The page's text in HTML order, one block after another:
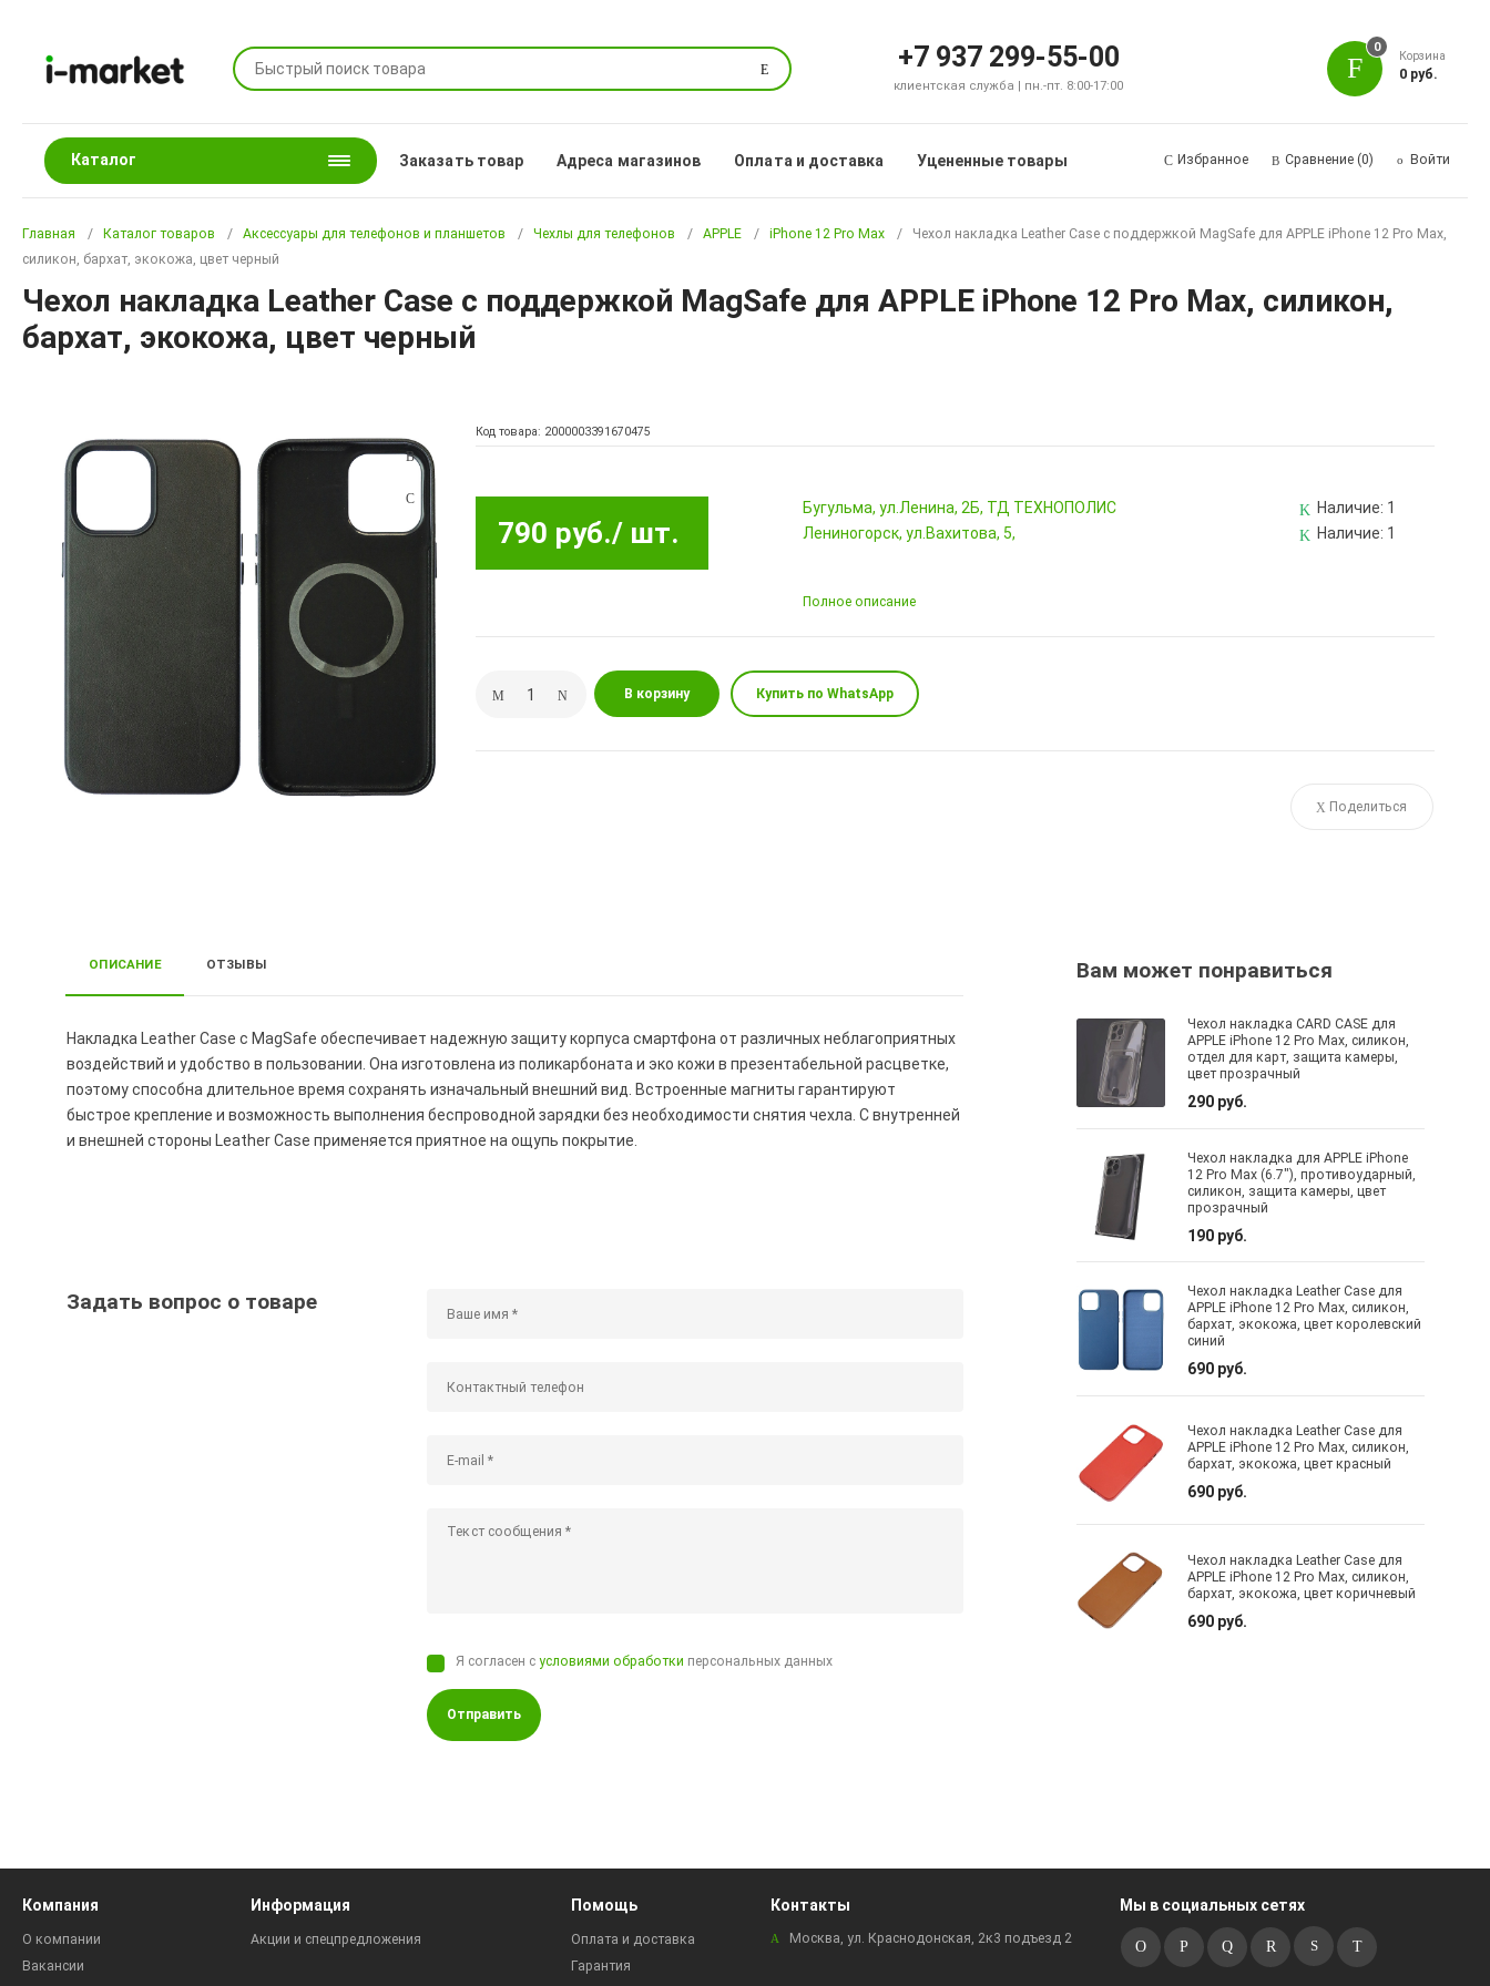
Поиск +7 937 299-55-00
клиентская служба | пн.-пт. 8:00-17:00
0
Корзина
0 руб.
Каталог Заказать товар Адреса магазинов Оплата и доставка Уцененные товары Избранное Сравнение (0) Войти
Главная Каталог товаров Аксессуары для телефонов и планшетов Чехлы для телефонов APPLE iPhone 12 Pro Max
Чехол накладка Leather Case с поддержкой MagSafe для APPLE iPhone 12 Pro Max,
силикон, бархат, экокожа, цвет черный
Чехол накладка Leather Case с поддержкой MagSafe для APPLE iPhone 12 Pro Max, силикон,
бархат, экокожа, цвет черный
Код товара: 2000003391670475
790 руб./ шт.
Бугульма, ул.Ленина, 2Б, ТД ТЕХНОПОЛИС Наличие: 1
Лениногорск, ул.Вахитова, 5,
Наличие: 1
Полное описание
В корзину Купить по WhatsApp
Поделиться
ОПИСАНИЕ ОТЗЫВЫ
Накладка Leather Case c MagSafe обеспечивает надежную защиту корпуса смартфона от различных неблагоприятных
воздействий и удобство в пользовании. Она изготовлена из поликарбоната и эко кожи в презентабельной расцветке,
поэтому способна длительное время сохранять изначальный внешний вид. Встроенные магниты гарантируют
быстрое крепление и возможность выполнения беспроводной зарядки без необходимости снятия чехла. С внутренней
и внешней стороны Leather Case применяется приятное на ощупь покрытие.
Задать вопрос о товаре
Я согласен сусловиями обработки персональных данных
Отправить
Вам может понравиться
Чехол накладка CARD CASE для
APPLE iPhone 12 Pro Max, силикон,
отдел для карт, защита камеры,
цвет прозрачный
290 руб.
Чехол накладка для APPLE iPhone
12 Pro Max (6.7"), противоударный,
силикон, защита камеры, цвет
прозрачный
190 руб.
Чехол накладка Leather Case для
APPLE iPhone 12 Pro Max, силикон,
бархат, экокожа, цвет королевский
синий
690 руб.
Чехол накладка Leather Case для
APPLE iPhone 12 Pro Max, силикон,
бархат, экокожа, цвет красный
690 руб.
Чехол накладка Leather Case для
APPLE iPhone 12 Pro Max, силикон,
бархат, экокожа, цвет коричневый
690 руб.
Компания
О компании
Вакансии
Информация
Акции и спецпредложения
Помощь
Оплата и доставка
Гарантия
Контакты
Москва, ул. Краснодонская, 2к3 подъезд 2
Мы в социальных сетях